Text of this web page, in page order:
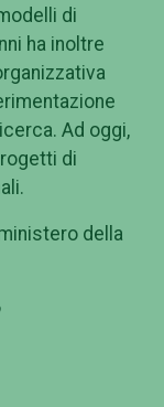
di
ha inoltre
Ad oggi,
di
della